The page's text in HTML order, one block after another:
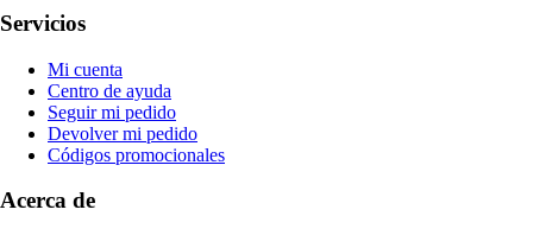
Servicios
Mi cuenta
Centro de ayuda
Seguir mi pedido
Devolver mi pedido
Códigos promocionales
Acerca de